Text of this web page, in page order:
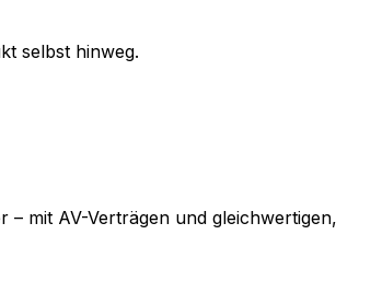
selbst hinweg.
– mit AV-Verträgen und gleichwertigen,